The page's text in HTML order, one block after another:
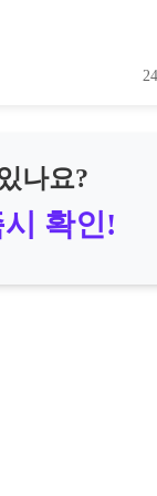
나요?
확인!